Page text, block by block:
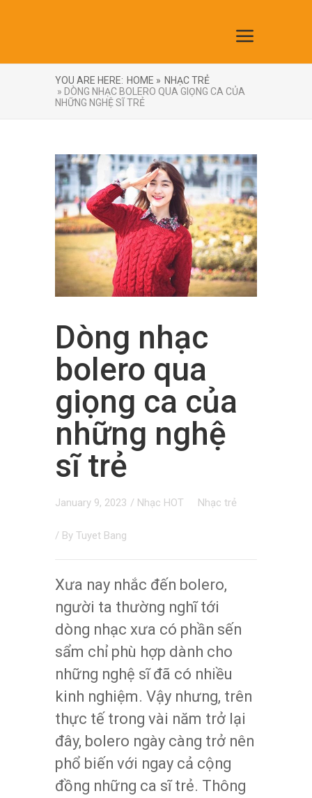
YOU ARE HERE: HOME » NHẠC TRẺ
» DÒNG NHẠC BOLERO QUA GIỌNG CA CỦA
NHỮNG NGHỆ SĨ TRẺ
Dòng nhạc
bolero qua
giọng ca của
những nghệ
sĩ trẻ
January 9, 2023 / Nhạc HOT Nhạc trẻ
/ By Tuyet Bang
Xưa nay nhắc đến bolero,
người ta thường nghĩ tới
dòng nhạc xưa có phần sến
sẩm chỉ phù hợp dành cho
những nghệ sĩ đã có nhiều
kinh nghiệm. Vậy nhưng, trên
thực tế trong vài năm trở lại
đây, bolero ngày càng trở nên
phổ biến với ngay cả cộng
đồng những ca sĩ trẻ. Thông